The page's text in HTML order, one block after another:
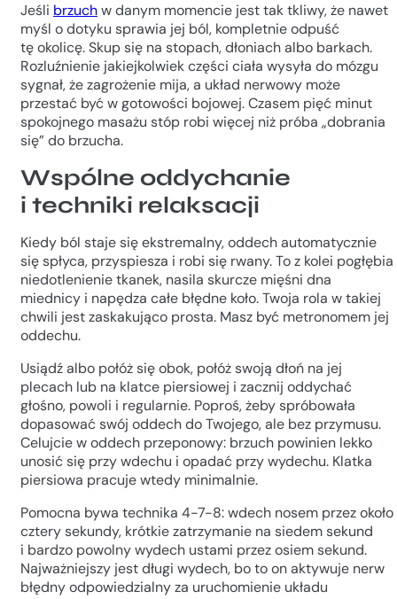
Jeśli brzuchw danym momencie jest tak tkliwy, że nawet
myśl o dotyku sprawia jej ból, kompletnie odpuść
tę okolicę. Skup się na stopach, dłoniach albo barkach.
Rozluźnienie jakiejkolwiek części ciała wysyła do mózgu
sygnał, że zagrożenie mija, a układ nerwowy może
przestać być w gotowości bojowej. Czasem pięć minut
spokojnego masażu stóp robi więcej niż próba „dobrania
się” do brzucha.
Wspólne oddychanie
i techniki relaksacji
Kiedy ból staje się ekstremalny, oddech automatycznie
się spłyca, przyspiesza i robi się rwany. To z kolei pogłębia
niedotlenienie tkanek, nasila skurcze mięśni dna
miednicy i napędza całe błędne koło. Twoja rola w takiej
chwili jest zaskakująco prosta. Masz być metronomem jej
oddechu.
Usiądź albo połóż się obok, połóż swoją dłoń na jej
plecach lub na klatce piersiowej i zacznij oddychać
głośno, powoli i regularnie. Poproś, żeby spróbowała
dopasować swój oddech do Twojego, ale bez przymusu.
Celujcie w oddech przeponowy: brzuch powinien lekko
unosić się przy wdechu i opadać przy wydechu. Klatka
piersiowa pracuje wtedy minimalnie.
Pomocna bywa technika 4-7-8: wdech nosem przez około
cztery sekundy, krótkie zatrzymanie na siedem sekund
i bardzo powolny wydech ustami przez osiem sekund.
Najważniejszy jest długi wydech, bo to on aktywuje nerw
błędny odpowiedzialny za uruchomienie układu